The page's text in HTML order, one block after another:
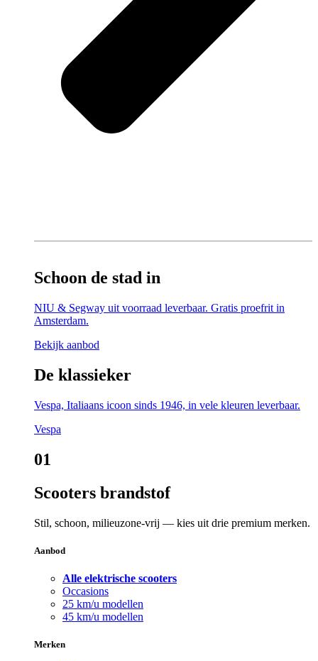
Schoon de stad in
NIU & Segway uit voorraad leverbaar. Gratis proefrit in
Amsterdam.
Bekijk aanbod
De klassieker
Vespa, Italiaans icoon sinds 1946, in vele kleuren leverbaar.
Vespa
01
Scooters brandstof
Stil, schoon, milieuzone-vrij — kies uit drie premium merken.
Aanbod
Alle elektrische scooters
Occasions
25 km/u modellen
45 km/u modellen
Merken